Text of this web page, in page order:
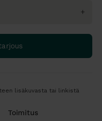
+
lisäkuvasta tai linkistä
Toimitus